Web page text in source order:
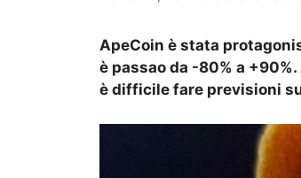
ApeCoin è stata
è passao da -80% a
è difficile fare previsioni